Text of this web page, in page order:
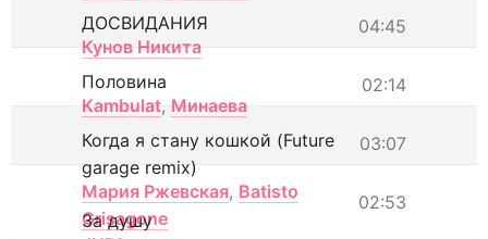
04:45
ДОСВИДАНИЯ
Кунов Никита
02:14
Половина
Kambulat, Минаева
03:07
Когда я стану кошкой (Future
garage remix)
Мария Ржевская, Batisto
Grisagone
02:53
За душу